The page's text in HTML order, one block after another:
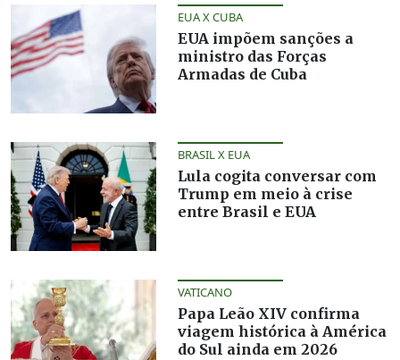
EUA X CUBA
EUA impõem sanções a
ministro das Forças
Armadas de Cuba
BRASIL X EUA
Lula cogita conversar com
Trump em meio à crise
entre Brasil e EUA
VATICANO
Papa Leão XIV confirma
viagem histórica à América
do Sul ainda em 2026